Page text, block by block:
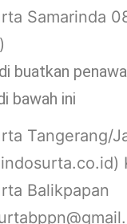
Samarinda
buatkan
bawah ini
Tangerang/
Balikpapan